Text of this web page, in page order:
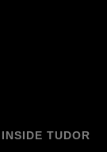
INSIDE TUDOR